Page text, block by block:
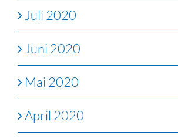
Juli 2020
Juni 2020
Mai 2020
April 2020